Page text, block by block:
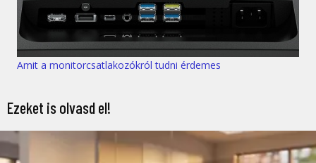
Amit a monitorcsatlakozókról tudni érdemes
Ezeket is olvasd el!